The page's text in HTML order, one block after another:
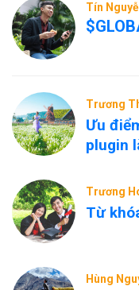
Tín
Trương
Ưu
plugin
Trương
Từ
Hùng